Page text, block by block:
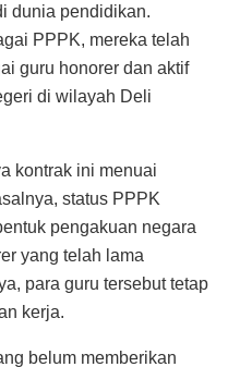
dunia pendidikan.
PPPK, mereka telah
guru honorer dan aktif
di wilayah Deli
kontrak ini menuai
status PPPK
pengakuan negara
yang telah lama
para guru tersebut tetap
kerja.
belum memberikan